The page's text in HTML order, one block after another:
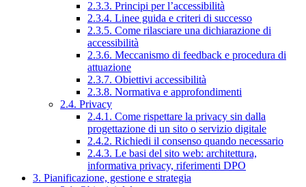
2.3.3. Principi per l’accessibilità
2.3.4. Linee guida e criteri di successo
2.3.5. Come rilasciare una dichiarazione di
accessibilità
2.3.6. Meccanismo di feedback e procedura di
attuazione
2.3.7. Obiettivi accessibilità
2.3.8. Normativa e approfondimenti
2.4. Privacy
2.4.1. Come rispettare la privacy sin dalla
progettazione di un sito o servizio digitale
2.4.2. Richiedi il consenso quando necessario
2.4.3. Le basi del sito web: architettura,
informativa privacy, riferimenti DPO
3. Pianificazione, gestione e strategia